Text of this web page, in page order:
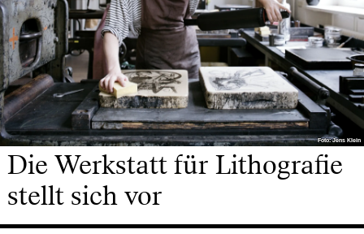
Foto: Jens Klein
Foto: Jens Klein
Die Werkstatt für Lithografie
stellt sich vor